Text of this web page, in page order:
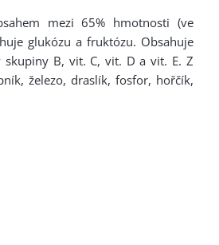
mezi 65% hmotnosti (ve
glukózu a fruktózu. Obsahuje
B, vit. C, vit. D a vit. E. Z
železo, draslík, fosfor, hořčík,